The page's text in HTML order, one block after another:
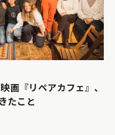
画『リペアカフェ』、
たこと